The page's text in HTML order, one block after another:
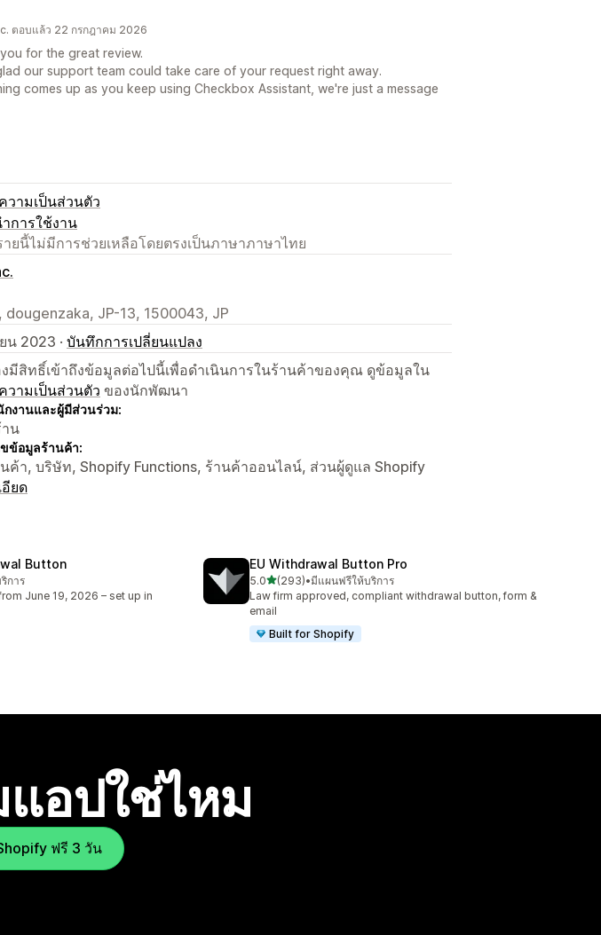
ตอบแล้ว 22 กรกฎาคม 2026
for the great review.
our support team could take care of your request right away.
comes up as you keep using Checkbox Assistant, we're just a message
วามเป็นส่วนตัว
การใช้งาน
ยนี้ไม่มีการช่วยเหลือโดยตรงเป็นภาษาภาษาไทย
dougenzaka, JP-13, 1500043, JP
น 2023 · บันทึกการเปลี่ยนแปลง
มีสิทธิ์เข้าถึงข้อมูลต่อไปนี้เพื่อดำเนินการในร้านค้าของคุณ ดูข้อมูลใน
วามเป็นส่วนตัว ของนักพัฒนา
งานและผู้มีส่วนร่วม:
าน
ข้อมูลร้านค้า:
ค้า, บริษัท, Shopify Functions, ร้านค้าออนไลน์, ส่วนผู้ดูแล Shopify
อียด
Button
การ
June 19, 2026 – set up in
EU Withdrawal Button Pro
5.0เต็ม 5 ดาว
(293)
ทั้งหมด 293 รีวิว
•มีแผนฟรีให้บริการ
Law firm approved, compliant withdrawal button, form &
email
Built for Shopify
แอปใช่ไหม
ฟรี 3 วัน